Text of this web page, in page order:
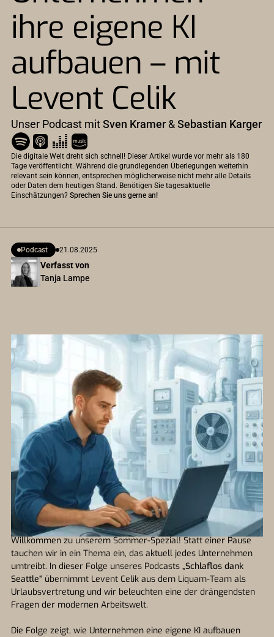
ihre eigene KI
aufbauen – mit
Levent Celik
Unser Podcast mitSven Kramer &Sebastian Karger
Die digitale Welt dreht sich schnell! Dieser Artikel wurde vor mehr als 180
Tage veröffentlicht. Während die grundlegenden Überlegungen weiterhin
relevant sein können, entsprechen möglicherweise nicht mehr alle Details
oder Daten dem heutigen Stand. Benötigen Sie tagesaktuelle
Einschätzungen? Sprechen Sie uns gerne an!
Verfasst von
Tanja Lampe
Podcast 21.08.2025
Willkommen zu unserem Sommer-Spezial! Statt einer Pause
tauchen wir in ein Thema ein, das aktuell jedes Unternehmen
umtreibt. In dieser Folge unseres Podcasts „Schlaflos dank
Seattle“ übernimmt Levent Celik aus dem Liquam-Team als
Urlaubsvertretung und wir beleuchten eine der drängendsten
Fragen der modernen Arbeitswelt.
Die Folge zeigt, wie Unternehmen eine eigene KI aufbauen